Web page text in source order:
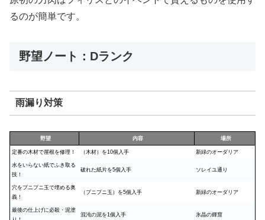
るのが簡単です。
野望ノート：Dランク
雨漏り対策
野望 内容 場所
定番の木材で屋根を修理！ （木材）を10個入手 新緑のオーダリア
水をいらない紙でふき取る
技！
破れた紙片を5個入手 ソレイユ通り
穴をプニプニ玉で埋める奥
義！
（プニプニ玉）を5個入手 新緑のオーダリア
最後の仕上げに必殺・泥塗
混沌の泥を1個入手 氷晶の輝窟